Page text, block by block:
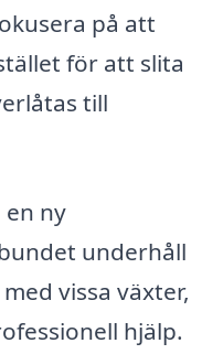
på att
för att slita
till
en ny
underhåll
vissa växter,
hjälp.